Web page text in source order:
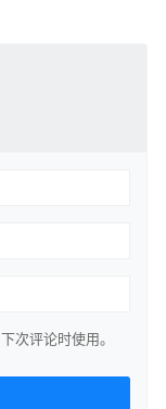
次评论时使用。